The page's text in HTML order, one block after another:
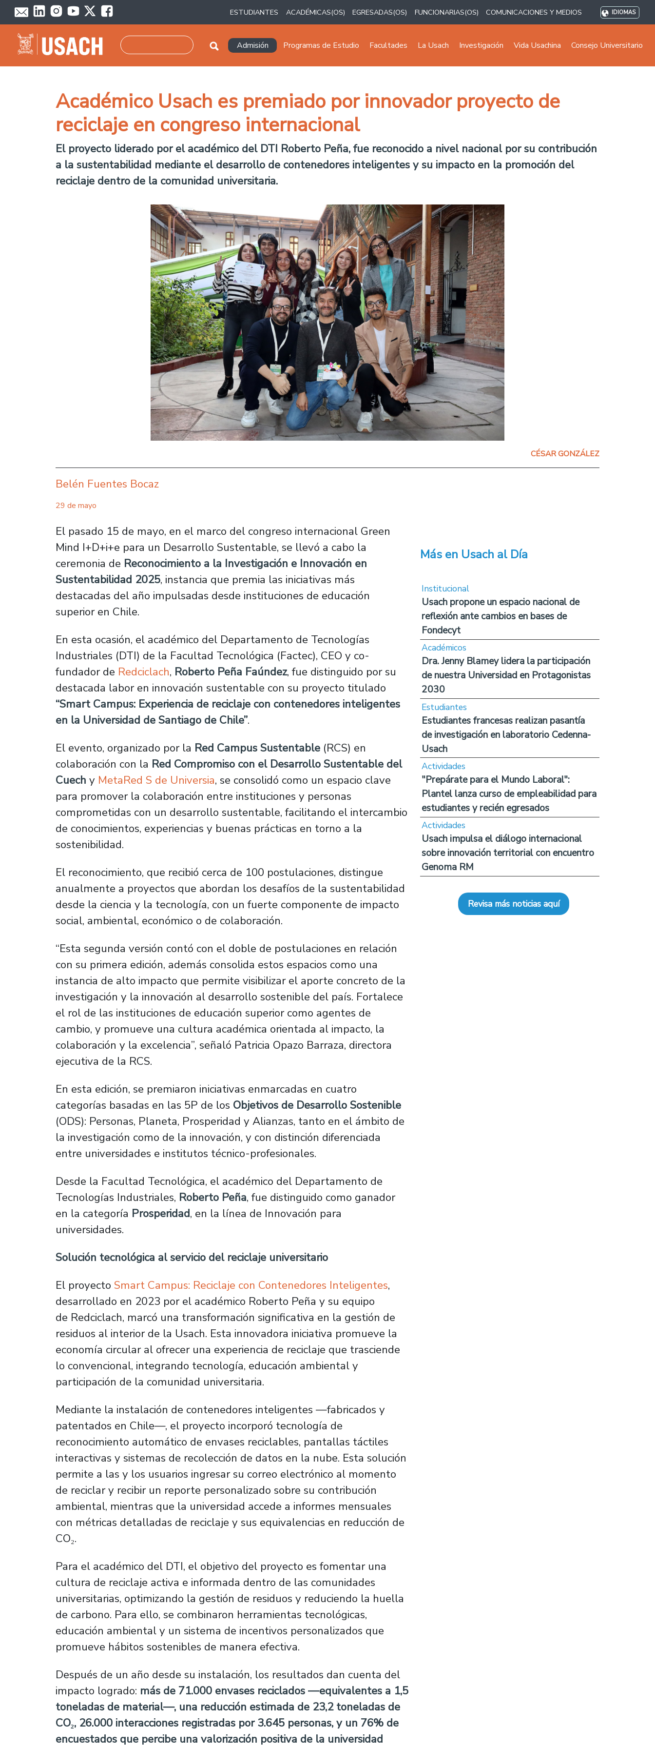
Pasar al contenido principal
ESTUDIANTES ACADÉMICAS(OS) EGRESADAS(OS) FUNCIONARIAS(OS) COMUNICACIONES Y MEDIOS IDIOMAS
Navegación principal
Admisión Programas de Estudio Facultades La Usach Investigación Vida Usachina Consejo Universitario
Académico Usach es premiado por innovador proyecto de
reciclaje en congreso internacional
El proyecto liderado por el académico del DTI Roberto Peña, fue reconocido a nivel nacional por su contribución
a la sustentabilidad mediante el desarrollo de contenedores inteligentes y su impacto en la promoción del
reciclaje dentro de la comunidad universitaria.
CÉSAR GONZÁLEZ
Belén Fuentes Bocaz
29 de mayo
El pasado 15 de mayo, en el marco del congreso internacional Green
Mind I+D+i+e para un Desarrollo Sustentable, se llevó a cabo la
ceremonia de Reconocimiento a la Investigación e Innovación en
Sustentabilidad 2025, instancia que premia las iniciativas más
destacadas del año impulsadas desde instituciones de educación
superior en Chile.
En esta ocasión, el académico del Departamento de Tecnologías
Industriales (DTI) de la Facultad Tecnológica (Factec), CEO y co-
fundador de Redciclach, Roberto Peña Faúndez, fue distinguido por su
destacada labor en innovación sustentable con su proyecto titulado
“Smart Campus: Experiencia de reciclaje con contenedores inteligentes
en la Universidad de Santiago de Chile”.
El evento, organizado por la Red Campus Sustentable (RCS) en
colaboración con la Red Compromiso con el Desarrollo Sustentable del
Cuech y MetaRed S de Universia, se consolidó como un espacio clave
para promover la colaboración entre instituciones y personas
comprometidas con un desarrollo sustentable, facilitando el intercambio
de conocimientos, experiencias y buenas prácticas en torno a la
sostenibilidad.
El reconocimiento, que recibió cerca de 100 postulaciones, distingue
anualmente a proyectos que abordan los desafíos de la sustentabilidad
desde la ciencia y la tecnología, con un fuerte componente de impacto
social, ambiental, económico o de colaboración.
“Esta segunda versión contó con el doble de postulaciones en relación
con su primera edición, además consolida estos espacios como una
instancia de alto impacto que permite visibilizar el aporte concreto de la
investigación y la innovación al desarrollo sostenible del país. Fortalece
el rol de las instituciones de educación superior como agentes de
cambio, y promueve una cultura académica orientada al impacto, la
colaboración y la excelencia”, señaló Patricia Opazo Barraza, directora
ejecutiva de la RCS.
En esta edición, se premiaron iniciativas enmarcadas en cuatro
categorías basadas en las 5P de los Objetivos de Desarrollo Sostenible
(ODS): Personas, Planeta, Prosperidad y Alianzas, tanto en el ámbito de
la investigación como de la innovación, y con distinción diferenciada
entre universidades e institutos técnico-profesionales.
Desde la Facultad Tecnológica, el académico del Departamento de
Tecnologías Industriales, Roberto Peña, fue distinguido como ganador
en la categoría Prosperidad, en la línea de Innovación para
universidades.
Solución tecnológica al servicio del reciclaje universitario
El proyecto Smart Campus: Reciclaje con Contenedores Inteligentes,
desarrollado en 2023 por el académico Roberto Peña y su equipo
de Redciclach, marcó una transformación significativa en la gestión de
residuos al interior de la Usach. Esta innovadora iniciativa promueve la
economía circular al ofrecer una experiencia de reciclaje que trasciende
lo convencional, integrando tecnología, educación ambiental y
participación de la comunidad universitaria.
Mediante la instalación de contenedores inteligentes —fabricados y
patentados en Chile—, el proyecto incorporó tecnología de
reconocimiento automático de envases reciclables, pantallas táctiles
interactivas y sistemas de recolección de datos en la nube. Esta solución
permite a las y los usuarios ingresar su correo electrónico al momento
de reciclar y recibir un reporte personalizado sobre su contribución
ambiental, mientras que la universidad accede a informes mensuales
con métricas detalladas de reciclaje y sus equivalencias en reducción de
CO₂.
Para el académico del DTI, el objetivo del proyecto es fomentar una
cultura de reciclaje activa e informada dentro de las comunidades
universitarias, optimizando la gestión de residuos y reduciendo la huella
de carbono. Para ello, se combinaron herramientas tecnológicas,
educación ambiental y un sistema de incentivos personalizados que
promueve hábitos sostenibles de manera efectiva.
Después de un año desde su instalación, los resultados dan cuenta del
impacto logrado: más de 71.000 envases reciclados —equivalentes a 1,5
toneladas de material—, una reducción estimada de 23,2 toneladas de
CO₂, 26.000 interacciones registradas por 3.645 personas, y un 76% de
encuestados que percibe una valorización positiva de la universidad
Más en Usach al Día
Institucional
Usach propone un espacio nacional de
reflexión ante cambios en bases de
Fondecyt
Académicos
Dra. Jenny Blamey lidera la participación
de nuestra Universidad en Protagonistas
2030
Estudiantes
Estudiantes francesas realizan pasantía
de investigación en laboratorio Cedenna-
Usach
Actividades
"Prepárate para el Mundo Laboral":
Plantel lanza curso de empleabilidad para
estudiantes y recién egresados
Actividades
Usach impulsa el diálogo internacional
sobre innovación territorial con encuentro
Genoma RM
Revisa más noticias aquí